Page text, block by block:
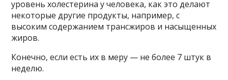
уровень холестерина у человека, как это делают
некоторые другие продукты, например, с
высоким содержанием трансжиров и насыщенных
жиров.
Конечно, если есть их в меру — не более 7 штук в
неделю.